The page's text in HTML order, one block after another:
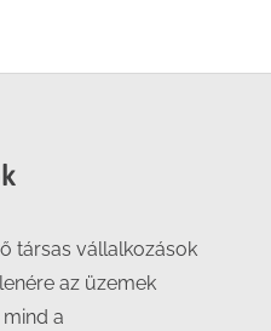
társas vállalkozások
az üzemek
a